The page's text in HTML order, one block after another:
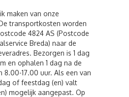
maken van onze
transportkosten worden
4824 AS (Postcode
Breda) naar de
Bezorgen is 1 dag
en ophalen 1 dag na de
8.00-17.00 uur. Als een van
of feestdag (en) valt
mogelijk aangepast. Op